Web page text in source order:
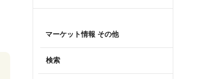
マーケット情報 その他
検索